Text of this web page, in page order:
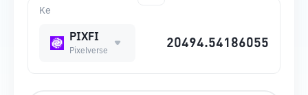
Ke
PIXFI
Pixelverse